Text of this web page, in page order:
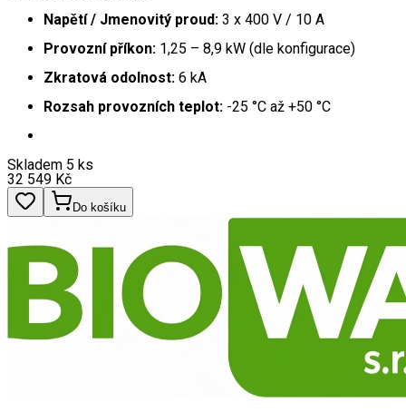
Napětí / Jmenovitý proud: 3 x 400 V / 10 A
Provozní příkon: 1,25 – 8,9 kW (dle konfigurace)
Zkratová odolnost: 6 kA
Rozsah provozních teplot: -25 °C až +50 °C
Skladem 5 ks
32 549 Kč
Do košíku